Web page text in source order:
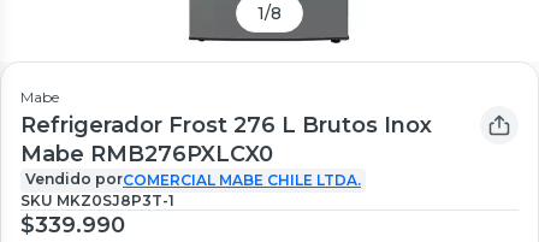
1/8
Mabe
Refrigerador Frost 276 L Brutos Inox
Mabe RMB276PXLCX0
Vendido porCOMERCIAL MABE CHILE LTDA.
SKU MKZ0SJ8P3T-1
$339.990